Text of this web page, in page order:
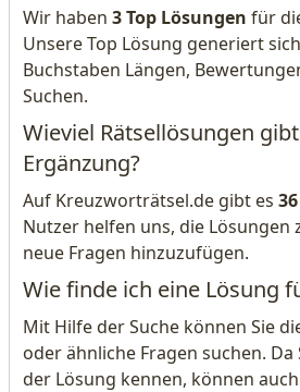
Wir haben 3 Top Lösungen für
Unsere Top Lösung generiert
Buchstaben Längen,
Suchen.
Wieviel Rätsellösungen
Ergänzung?
Auf Kreuzworträtsel.de gibt es
Nutzer helfen uns, die Lösungen
neue Fragen hinzuzufügen.
Wie finde ich eine Lösung
Mit Hilfe der Suche können Sie
oder ähnliche Fragen suchen.
der Lösung kennen, können